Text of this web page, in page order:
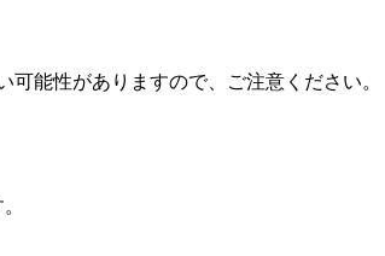
能性がありますので、ご注意ください。